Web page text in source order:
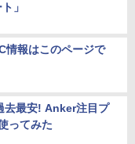
」
情報はこのページで
去最安! Anker注目プ
ってみた